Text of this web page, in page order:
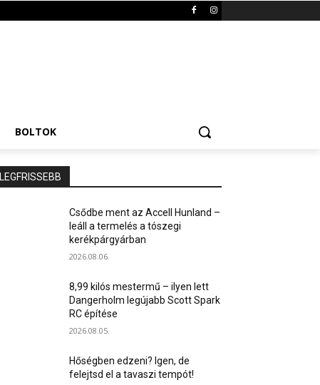
BOLTOK
LEGFRISSEBB
Csődbe ment az Accell Hunland –
leáll a termelés a tószegi
kerékpárgyárban
2026.08.06.
8,99 kilós mestermű – ilyen lett
Dangerholm legújabb Scott Spark
RC építése
2026.08.05.
Hőségben edzeni? Igen, de
felejtsd el a tavaszi tempót!